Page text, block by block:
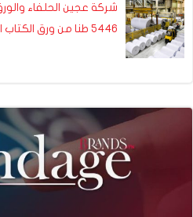
شركة عجين الحلفاء
5446 طنا من ورق الكتاب المدرسي وتؤمّن كامل…